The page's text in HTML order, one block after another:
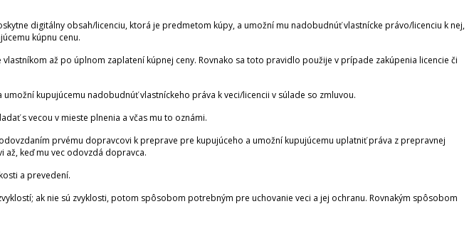
digitálny obsah/licenciu, ktorá je predmetom kúpy, a umožní mu nadobudnúť vlastnícke právo/licenciu k nej,
kúpnu cenu.
až po úplnom zaplatení kúpnej ceny. Rovnako sa toto pravidlo použije v prípade zakúpenia licencie či
kupujúcemu nadobudnúť vlastníckeho práva k veci/licencii v súlade so zmluvou.
s vecou v mieste plnenia a včas mu to oznámi.
prvému dopravcovi k preprave pre kupujúceho a umožní kupujúcemu uplatniť práva z prepravnej
keď mu vec odovzdá dopravca.
a prevedení.
ak nie sú zvyklosti, potom spôsobom potrebným pre uchovanie veci a jej ochranu. Rovnakým spôsobom